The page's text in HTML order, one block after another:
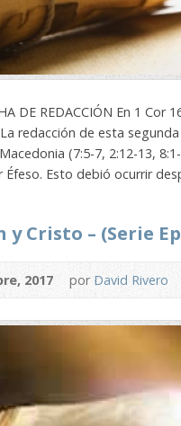
DE REDACCIÓN En 1
redacción de esta
(7:5-7, 2:12-13,
Éfeso. Esto debió ocurrir
y Cristo – (Serie
2017 porDavid Rivero